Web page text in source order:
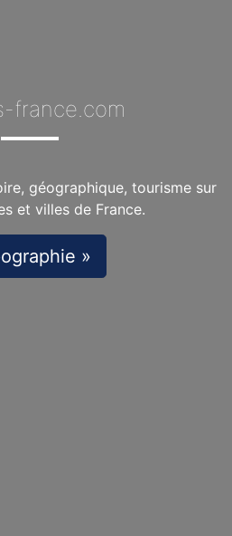
france.com
géographique, tourisme sur
et villes de France.
»